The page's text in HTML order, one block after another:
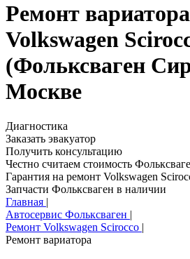
Ремонт вариатора
Volkswagen
(Фольксваген
Москве
Диагностика
Заказать эвакуатор
Получить консультацию
Честно считаем стоимость
Гарантия на ремонт Volkswagen
Запчасти Фольксваген в наличии
Главная |
Автосервис Фольксваген |
Ремонт Volkswagen Scirocco |
Ремонт вариатора